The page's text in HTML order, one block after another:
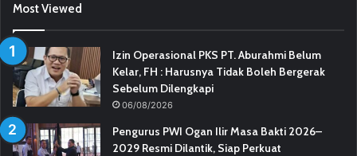
Most Viewed
Izin Operasional PKS PT. Aburahmi Belum
Kelar, FH : Harusnya Tidak Boleh Bergerak
Sebelum Dilengkapi
06/08/2026
Pengurus PWI Ogan Ilir Masa Bakti 2026–
2029 Resmi Dilantik, Siap Perkuat